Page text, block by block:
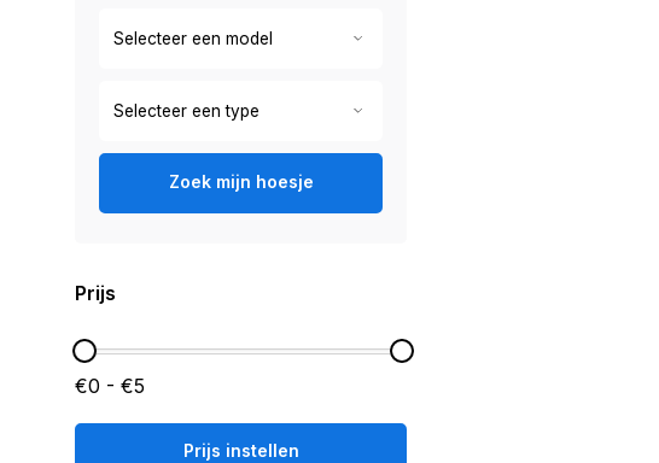
Zoek mijn hoesje
Prijs
€0 - €5
Prijs instellen